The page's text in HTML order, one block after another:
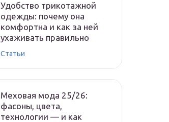
Удобство трикотажной
одежды: почему она
комфортна и как за ней
ухаживать правильно
Статьи
Меховая мода 25/26:
фасоны, цвета,
технологии — и как